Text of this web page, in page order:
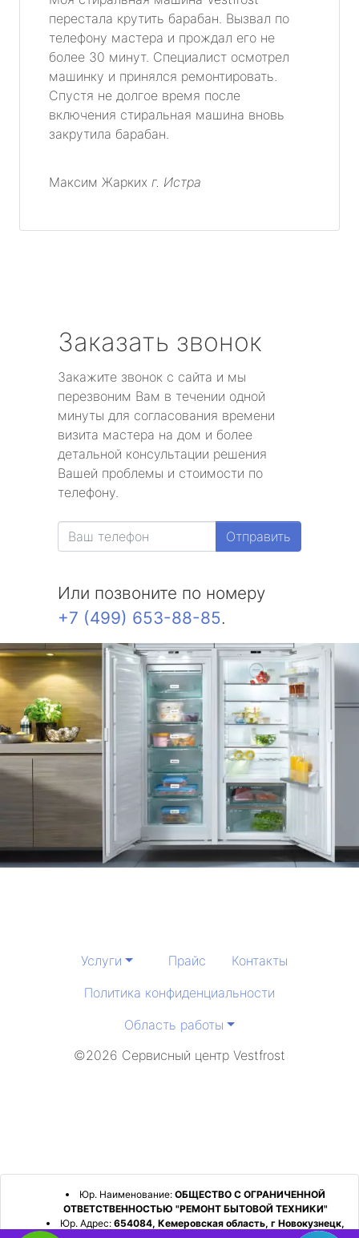
перестала крутить барабан. Вызвал по
телефону мастера и прождал его не
более 30 минут. Специалист осмотрел
машинку и принялся ремонтировать.
Спустя не долгое время после
включения стиральная машина вновь
закрутила барабан.
Максим Жарких г. Истра
Заказать звонок
Закажите звонок с сайта и мы
перезвоним Вам в течении одной
минуты для согласования времени
визита мастера на дом и более
детальной консультации решения
Вашей проблемы и стоимости по
телефону.
Отправить
Или позвоните по номеру
+7 (499) 653-88-85.
Услуги Прайс
Контакты
Политика конфиденциальности
Область работы
©2026 Сервисный центр Vestfrost
Юр. Наименование: ОБЩЕСТВО С ОГРАНИЧЕННОЙ
ОТВЕТСТВЕННОСТЬЮ "РЕМОНТ БЫТОВОЙ ТЕХНИКИ"
Юр. Адрес: 654084, Кемеровская область, г Новокузнецк,